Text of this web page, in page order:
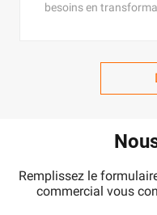
besoins en
Remplissez le
commercial vous